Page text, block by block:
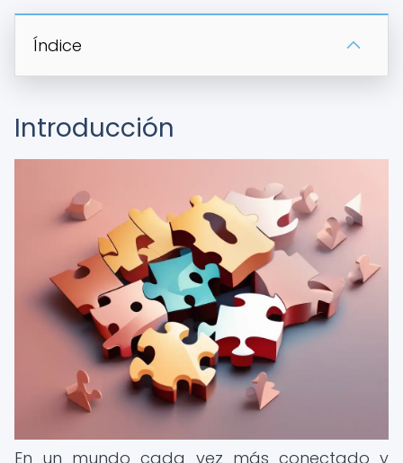
Índice
Introducción
En un mundo cada vez más conectado y